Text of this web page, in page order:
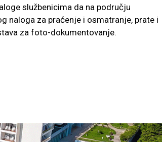
službenicima da na području
naloga za praćenje i osmatranje, prate i
za foto-dokumentovanje.